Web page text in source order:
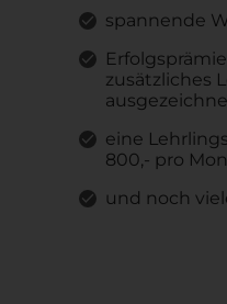
spannende
zusätzliches
eine
800,- pro
und noch